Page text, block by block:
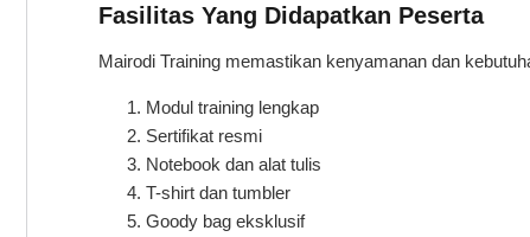
Fasilitas Yang Didapatkan Peserta
Mairodi Training memastikan kenyamanan dan
Modul training lengkap
Sertifikat resmi
Notebook dan alat tulis
T-shirt dan tumbler
Goody bag eksklusif